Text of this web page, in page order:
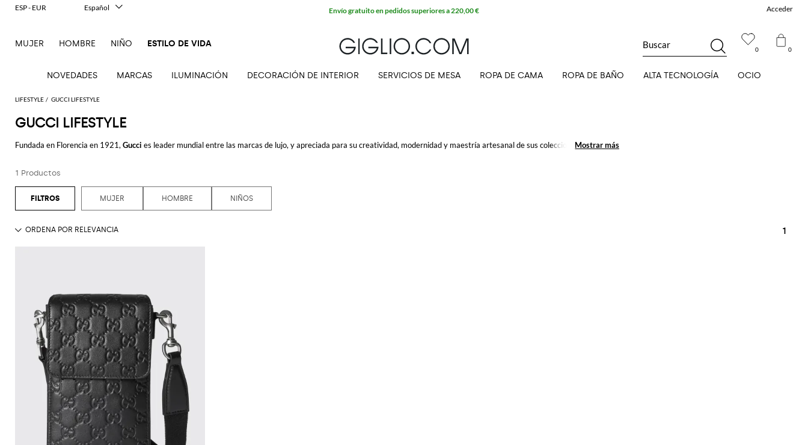
LIFESTYLE GUCCI LIFESTYLE
GUCCI LIFESTYLE
Fundada en Florencia en 1921, Gucci es leader mundial entre las marcas de lujo, y apreciada para su creatividad, modernidad y maestría artesanal de sus colecciones. Gucci
Ver todoGUCCI
Mostrar más
Mostrar más
1 Productos
MUJER HOMBRE NIÑOS
1
0 0
Buscar
Acceder
NOVEDADES MARCAS ILUMINACIÓN
Lámparas
de mesa
DECORACIÓN DE INTERIOR
Accesorios
escritorio
Accesorios
Cojines
difusores
Candelabros
SERVICIOS DE MESA
Accesorios
de cocina
Bandejas
y jarras
Cristalerías
Vajillas
ROPA DE CAMA
Colchas
Ropa de
ROPA DE BAÑO
Albornoces
baño y
playa
ALTA TECNOLOGÍA
Accesorios
tecnológicos
OCIO
Accesorios
para
mascotas
Deportes
Juegos
MUJER HOMBRE NIÑO ESTILO DE VIDA
Envío gratuito en pedidos superiores a 220,00 €
ESP - EUR
Español
Français
中文
한국어